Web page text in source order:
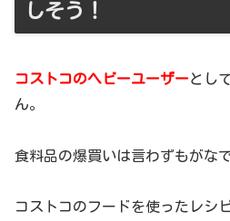
しそう！
コストコのヘビーユーザーとし
ん。
食料品の爆買いは言わずもがな
コストコのフードを使ったレシ